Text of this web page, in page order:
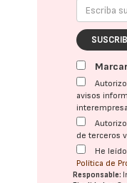
avisos
de terceros
He
Política de
Responsable: